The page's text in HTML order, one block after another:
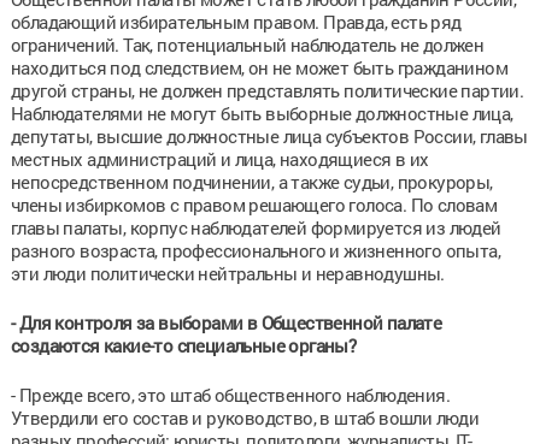
обладающий избирательным правом. Правда, есть ряд
ограничений. Так, потенциальный наблюдатель не должен
находиться под следствием, он не может быть гражданином
другой страны, не должен представлять политические партии.
Наблюдателями не могут быть выборные должностные лица,
депутаты, высшие должностные лица субъектов России, главы
местных администраций и лица, находящиеся в их
непосредственном подчинении, а также судьи, прокуроры,
члены избиркомов с правом решающего голоса. По словам
главы палаты, корпус наблюдателей формируется из людей
разного возраста, профессионального и жизненного опыта,
эти люди политически нейтральны и неравнодушны.
- Для контроля за выборами в Общественной палате
создаются какие-то специальные органы?
- Прежде всего, это штаб общественного наблюдения.
Утвердили его состав и руководство, в штаб вошли люди